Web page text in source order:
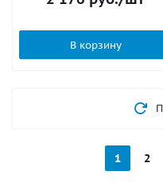
В корзину
1 2